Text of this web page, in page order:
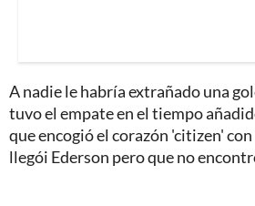
A nadie le habría extrañado una
tuvo el empate en el tiempo
que encogió el corazón 'citizen'
llegói Ederson pero que no